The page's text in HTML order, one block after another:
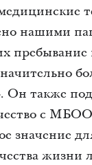
нашими
пребывание
Он также
с
значение
жизни